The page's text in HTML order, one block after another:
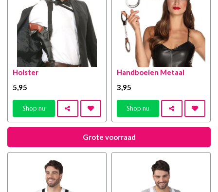
Holster
5,95
Shop nu
Handboeien Metaal
3,95
Shop nu
Grote voorraad